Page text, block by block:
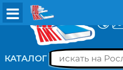
КАТАЛОГ